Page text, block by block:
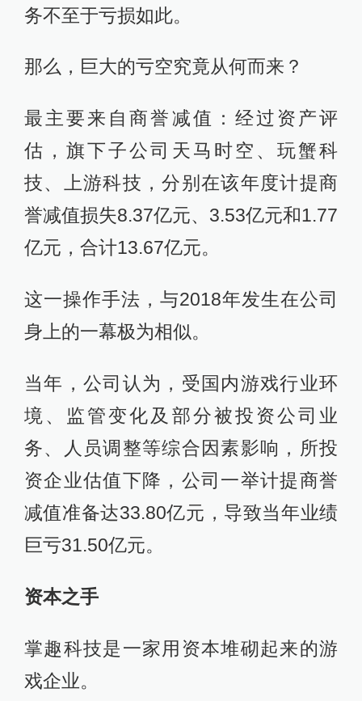
务不至于亏损如此。
那么，巨大的亏空究竟从何而来？
最主要来自商誉减值：经过资产评
估，旗下子公司天马时空、玩蟹科
技、上游科技，分别在该年度计提商
誉减值损失8.37亿元、3.53亿元和1.77
亿元，合计13.67亿元。
这一操作手法，与2018年发生在公司
身上的一幕极为相似。
当年，公司认为，受国内游戏行业环
境、监管变化及部分被投资公司业
务、人员调整等综合因素影响，所投
资企业估值下降，公司一举计提商誉
减值准备达33.80亿元，导致当年业绩
巨亏31.50亿元。
资本之手
掌趣科技是一家用资本堆砌起来的游
戏企业。